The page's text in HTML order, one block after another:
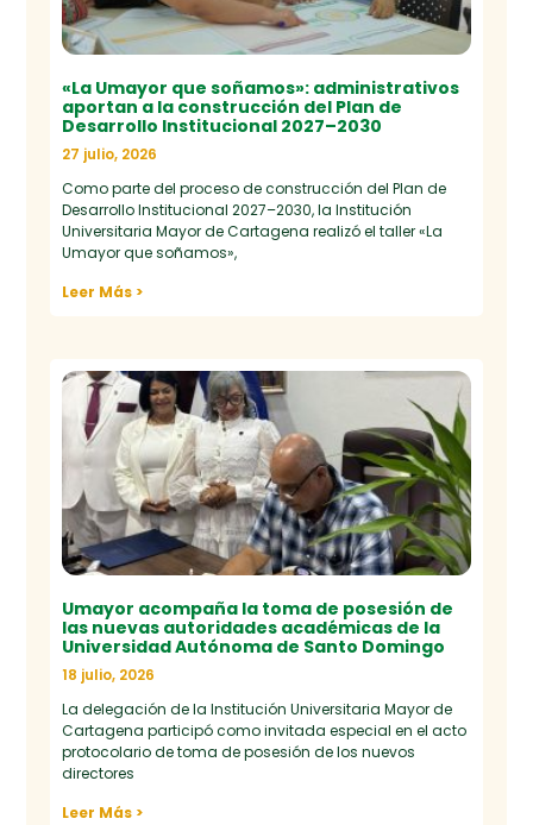
«La Umayor que soñamos»: administrativos
aportan a la construcción del Plan de
Desarrollo Institucional 2027–2030
27 julio, 2026
Como parte del proceso de construcción del Plan de
Desarrollo Institucional 2027–2030, la Institución
Universitaria Mayor de Cartagena realizó el taller «La
Umayor que soñamos»,
Leer Más >
Umayor acompaña la toma de posesión de
las nuevas autoridades académicas de la
Universidad Autónoma de Santo Domingo
18 julio, 2026
La delegación de la Institución Universitaria Mayor de
Cartagena participó como invitada especial en el acto
protocolario de toma de posesión de los nuevos
directores
Leer Más >